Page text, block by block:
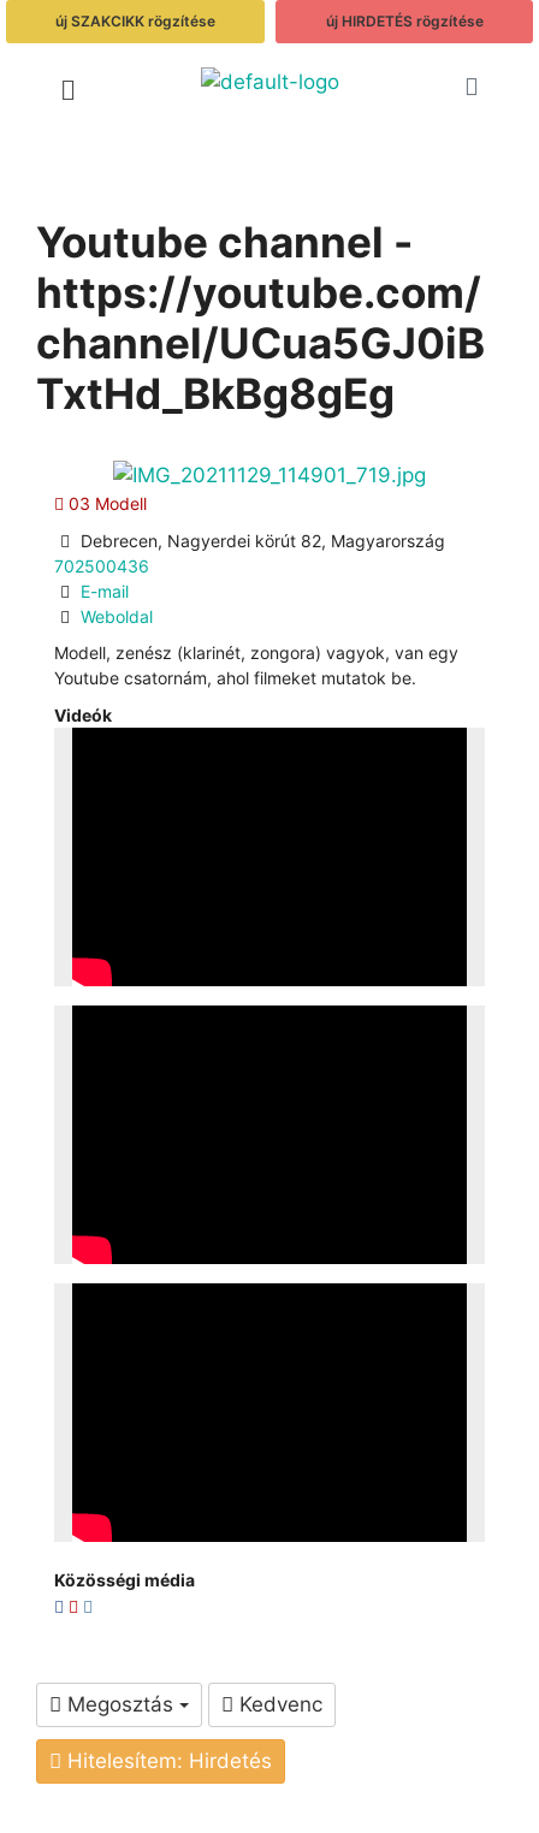
új SZAKCIKK rögzítése új HIRDETÉS rögzítése
Youtube channel -
https://youtube.com/
channel/UCua5GJ0iB
TxtHd_BkBg8gEg
03 Modell
Debrecen, Nagyerdei körút 82, Magyarország
702500436
E-mail
Weboldal
Modell, zenész (klarinét, zongora) vagyok, van egy
Youtube csatornám, ahol filmeket mutatok be.
Videók
Közösségi média
Megosztás Kedvenc
Hitelesítem: Hirdetés